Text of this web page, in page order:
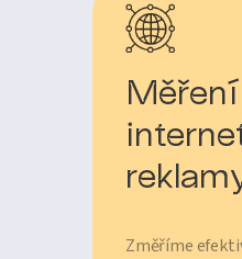
Měření
Změříme